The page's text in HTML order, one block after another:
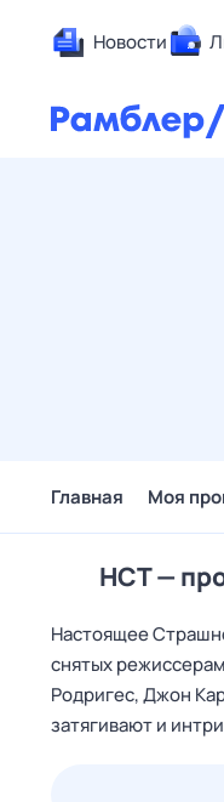
Новости
Главная Моя
НСТ —
Настоящее
снятых
Родригес, Джон
затягивают и